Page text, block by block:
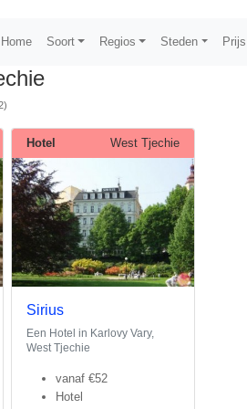
Home Soort Regios Steden Prijs
Hotel West Tjechie
Sirius
Een Hotel in Karlovy Vary,
West Tjechie
vanaf€52
Hotel